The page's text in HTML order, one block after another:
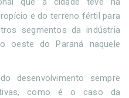
e do terreno fértil para
segmentos da indústria
oeste do Paraná naquele
desenvolvimento sempre
como é o caso da